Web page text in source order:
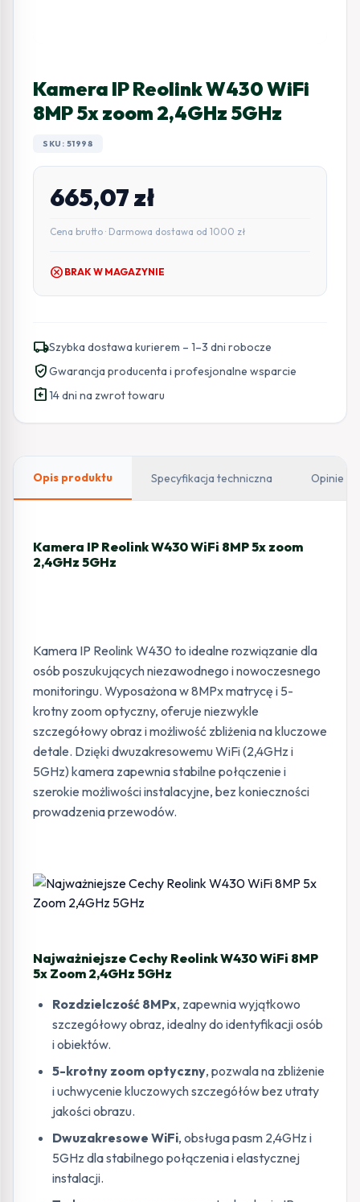
Kamera IP Reolink W430 WiFi
8MP 5x zoom 2,4GHz 5GHz
SKU: 51998
665,07zł
Cena brutto · Darmowa dostawa od 1000 zł
cancel BRAK W MAGAZYNIE
local_shippingSzybka dostawa kurierem – 1–3 dni robocze
verified_userGwarancja producenta i profesjonalne wsparcie
assignment_return14 dni na zwrot towaru
Opis produktu Specyfikacja techniczna Opinie
Kamera IP Reolink W430 WiFi 8MP 5x zoom
2,4GHz 5GHz
Kamera IP Reolink W430 to idealne rozwiązanie dla
osób poszukujących niezawodnego i nowoczesnego
monitoringu. Wyposażona w 8MPx matrycę i 5-
krotny zoom optyczny, oferuje niezwykle
szczegółowy obraz i możliwość zbliżenia na kluczowe
detale. Dzięki dwuzakresowemu WiFi (2,4GHz i
5GHz) kamera zapewnia stabilne połączenie i
szerokie możliwości instalacyjne, bez konieczności
prowadzenia przewodów.
Najważniejsze Cechy Reolink W430 WiFi 8MP
5x Zoom 2,4GHz 5GHz
Rozdzielczość 8MPx, zapewnia wyjątkowo
szczegółowy obraz, idealny do identyfikacji osób
i obiektów.
5-krotny zoom optyczny, pozwala na zbliżenie
i uchwycenie kluczowych szczegółów bez utraty
jakości obrazu.
Dwuzakresowe WiFi, obsługa pasm 2,4GHz i
5GHz dla stabilnego połączenia i elastycznej
instalacji.